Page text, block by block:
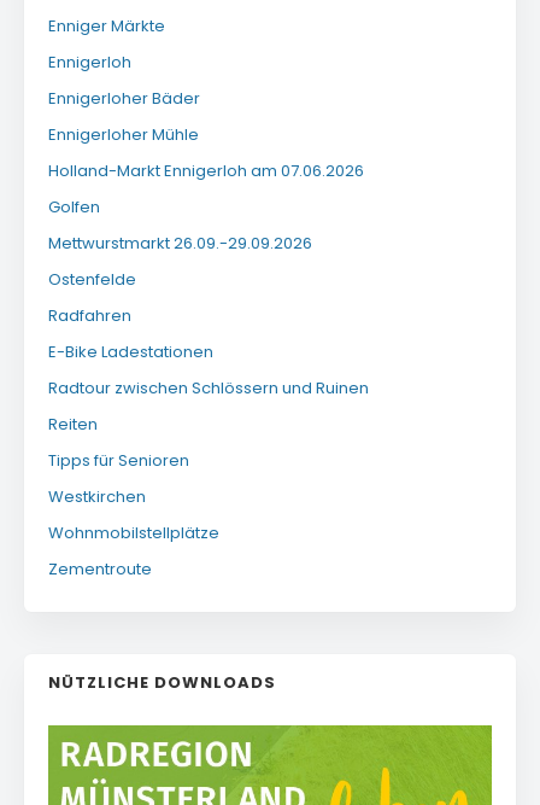
Enniger Märkte
Ennigerloh
Ennigerloher Bäder
Ennigerloher Mühle
Holland-Markt Ennigerloh am 07.06.2026
Golfen
Mettwurstmarkt 26.09.-29.09.2026
Ostenfelde
Radfahren
E-Bike Ladestationen
Radtour zwischen Schlössern und Ruinen
Reiten
Tipps für Senioren
Westkirchen
Wohnmobilstellplätze
Zementroute
NÜTZLICHE DOWNLOADS